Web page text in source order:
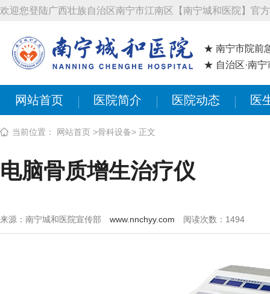
欢迎您登陆广西壮族自治区南宁市江南区【南宁城和医院】官
★ 南宁市院前
★ 自治区·南宁
网站首页 医院简介 医院动态 医
当前位置： 网站首页 >骨科设备> 正文
电脑骨质增生治疗仪
来源：南宁城和医院宣传部 www.nnchyy.com 阅读次数： 1494